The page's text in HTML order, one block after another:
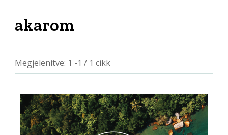
akarom
Megjelenítve: 1 -1 / 1 cikk